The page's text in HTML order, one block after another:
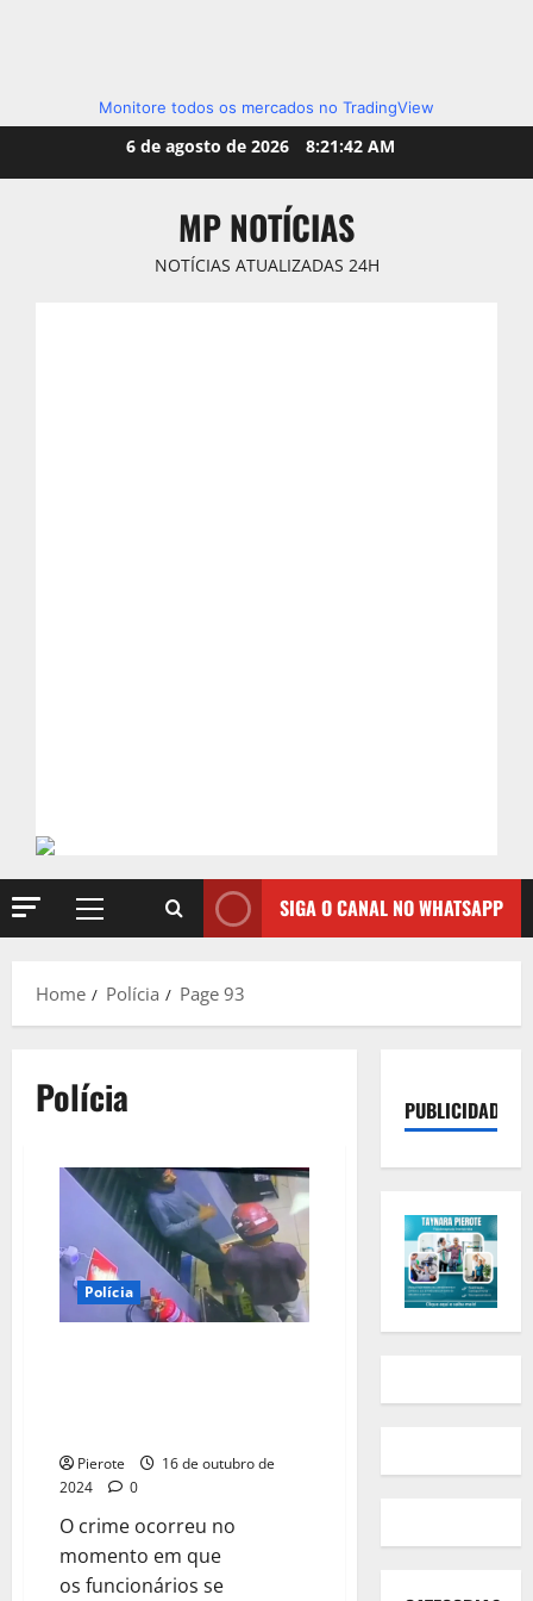
Monitore todos os mercados no TradingView
6 de agosto de 2026 8:21:43 AM
MP NOTÍCIAS
NOTÍCIAS ATUALIZADAS 24H
Primary
SIGA O CANAL NO WHATSAPP
Home Polícia Page 93
Polícia
Polícia
Pierote
16 de outubro de
2024
0
O crime ocorreu no
momento em que
os funcionários se
PUBLICIDADE